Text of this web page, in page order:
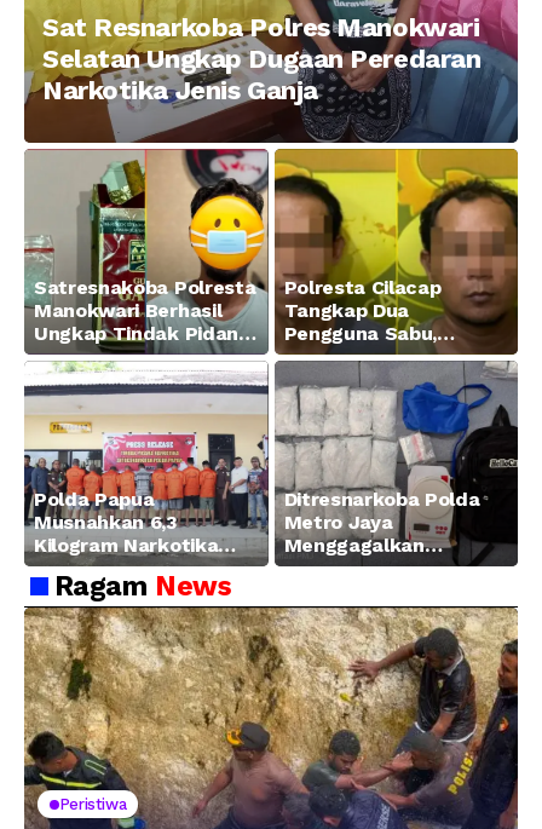
Sat Resnarkoba Polres Manokwari
Selatan Ungkap Dugaan Peredaran
Narkotika Jenis Ganja
Satresnakoba Polresta
Manokwari Berhasil
Ungkap Tindak Pidana
Narkotika Golongan I
Jenis Sabu di Jalan
Swapen Perkebunan
Manokwari
Polresta Cilacap
Tangkap Dua
Pengguna Sabu,
Amankan Paket 0,34
Gram
Polda Papua
Musnahkan 6,3
Kilogram Narkotika
Hasil Pengungkapan
Jaringan Lintas
Wilayah Februari 2026
Ditresnarkoba Polda
Metro Jaya
Menggagalkan
Peredaran Sabu 5,3 Kg
Ragam News
Peristiwa